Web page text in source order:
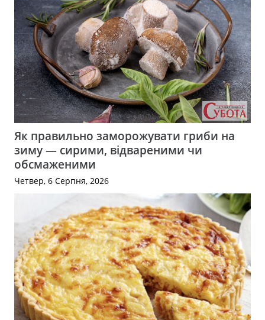
Як правильно заморожувати гриби на
зиму — сирими, відвареними чи
обсмаженими
Четвер, 6 Серпня, 2026